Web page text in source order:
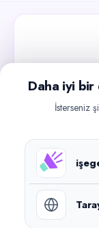
Güncel iş
©
Daha iyi bir
İsterseniz